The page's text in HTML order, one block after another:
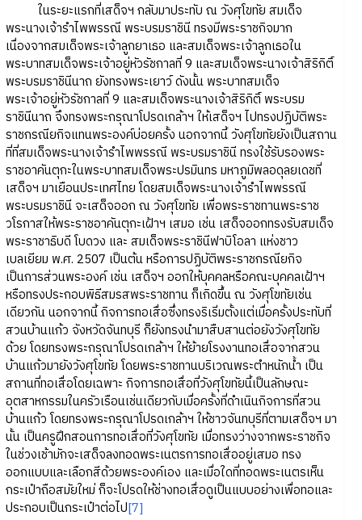
ในระยะแรกที่เสด็จฯ กลับมาประทับ ณ วังศุโขทัย สมเด็จ
พระนางเจ้ารำไพพรรณี พระบรมราชินี ทรงมีพระราชกิจมาก
เนื่องจากสมเด็จพระเจ้าลูกยาเธอ และสมเด็จพระเจ้าลูกเธอใน
พระบาทสมเด็จพระเจ้าอยู่หัวรัชกาลที่ 9 และสมเด็จพระนางเจ้าสิริกิติ์
พระบรมราชินีนาถ ยังทรงพระเยาว์ ดังนั้น พระบาทสมเด็จ
พระเจ้าอยู่หัวรัชกาลที่ 9 และสมเด็จพระนางเจ้าสิริกิติ์ พระบรม
ราชินีนาถ จึงทรงพระกรุณาโปรดเกล้าฯ ให้เสด็จฯ ไปทรงปฏิบัติพระ
ราชกรณียกิจแทนพระองค์บ่อยครั้ง นอกจากนี้ วังศุโขทัยยังเป็นสถาน
ที่ที่สมเด็จพระนางเจ้ารำไพพรรณี พระบรมราชินี ทรงใช้รับรองพระ
ราชอาคันตุกะในพระบาทสมเด็จพระปรมินทร มหาภูมิพลอดุลยเดชที่
เสด็จฯ มาเยือนประเทศไทย โดยสมเด็จพระนางเจ้ารำไพพรรณี
พระบรมราชินี จะเสด็จออก ณ วังศุโขทัย เพื่อพระราชทานพระราช
วโรกาสให้พระราชอาคันตุกะเฝ้าฯ เสมอ เช่น เสด็จออกทรงรับสมเด็จ
พระราชาธิบดี โบดวง และ สมเด็จพระราชินีฟาบิโอลา แห่งชาว
เบลเยียม พ.ศ. 2507 เป็นต้น หรือการปฏิบัติพระราชกรณียกิจ
เป็นการส่วนพระองค์ เช่น เสด็จฯ ออกให้บุคคลหรือคณะบุคคลเฝ้าฯ
หรือทรงประกอบพิธีสมรสพระราชทาน ก็เกิดขึ้น ณ วังศุโขทัยเช่น
เดียวกัน นอกจากนี้ กิจการทอเสื่อซึ่งทรงริเริ่มตั้งแต่เมื่อครั้งประทับที่
สวนบ้านแก้ว จังหวัดจันทบุรี ก็ยังทรงนำมาสืบสานต่อยังวังศุโขทัย
ด้วย โดยทรงพระกรุณาโปรดเกล้าฯ ให้ย้ายโรงงานทอเสื่อจากสวน
บ้านแก้วมายังวังศุโขทัย โดยพระราชทานบริเวณพระตำหนักน้ำ เป็น
สถานที่ทอเสื่อโดยเฉพาะ กิจการทอเสื่อที่วังศุโขทัยนี้เป็นลักษณะ
อุตสาหกรรมในครัวเรือนเช่นเดียวกับเมื่อครั้งที่ดำเนินกิจการที่สวน
บ้านแก้ว โดยทรงพระกรุณาโปรดเกล้าฯ ให้ชาวจันทบุรีที่ตามเสด็จฯ มา
นั้น เป็นครูฝึกสอนการทอเสื่อที่วังศุโขทัย เมื่อทรงว่างจากพระราชกิจ
ในช่วงเช้ามักจะเสด็จลงทอดพระเนตรการทอเสื่ออยู่เสมอ ทรง
ออกแบบและเลือกสีด้วยพระองค์เอง และเมื่อใดที่ทอดพระเนตรเห็น
กระเป๋าถือสมัยใหม่ ก็จะโปรดให้ช่างทอเสื่อดูเป็นแบบอย่างเพื่อทอและ
ประกอบเป็นกระเป๋าต่อไป[7]